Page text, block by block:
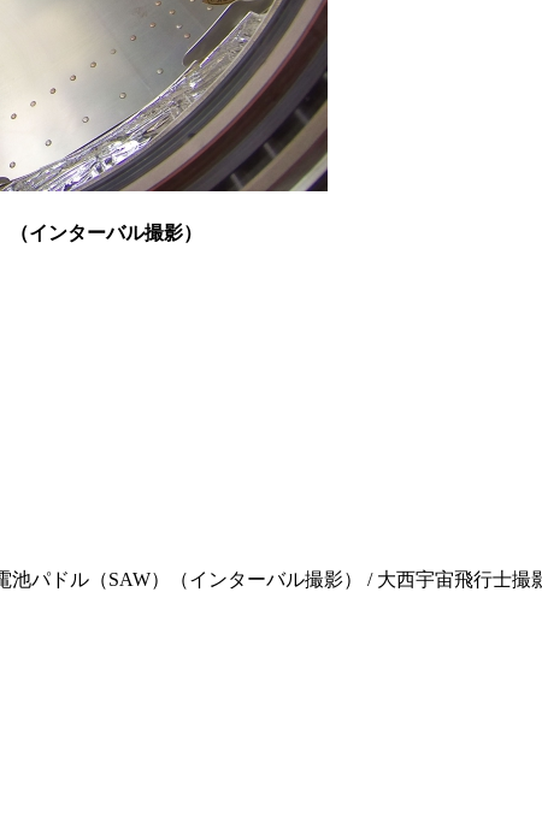
インターバル撮影）
パドル（SAW）（インターバル撮影） / 大西宇宙飛行士撮